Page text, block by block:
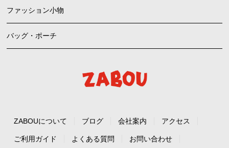
ファッション小物
バッグ・ポーチ
ZABOUについて ブログ 会社案内 アクセス
ご利用ガイド よくある質問 お問い合わせ